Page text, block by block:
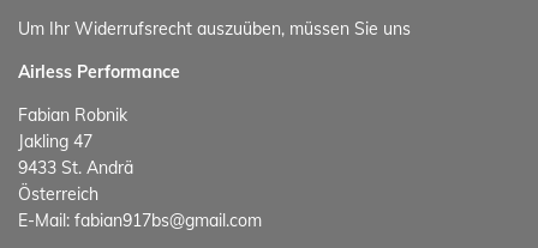
Um Ihr Widerrufsrecht auszuüben, müssen Sie uns
Airless Performance
Fabian Robnik
Jakling 47
9433 St. Andrä
Österreich
E-Mail: fabian917bs@gmail.com